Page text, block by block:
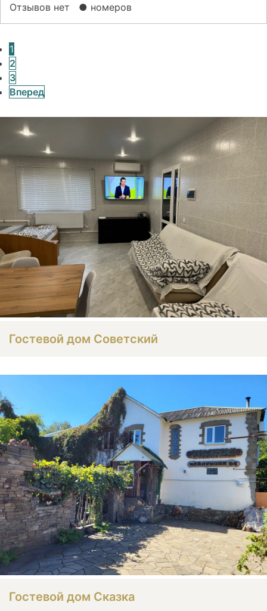
Отзывов нет ● номеров
Posts
navigation
1
2
3
Вперед
Гостевой дом Советский
Гостевой дом Сказка